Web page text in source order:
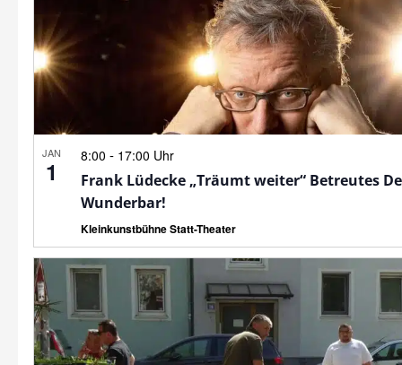
JAN
1
8:00 - 17:00 Uhr
Frank Lüdecke „Träumt weiter“ Betreutes
Wunderbar!
Kleinkunstbühne Statt-Theater